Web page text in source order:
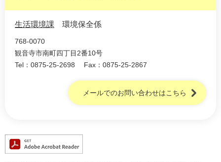
生活環境課 環境保全係
768-0070
観音寺市南町四丁目2番10号
Tel：0875-25-2698
Fax：0875-25-2867
メールでのお問い合わせはこちら